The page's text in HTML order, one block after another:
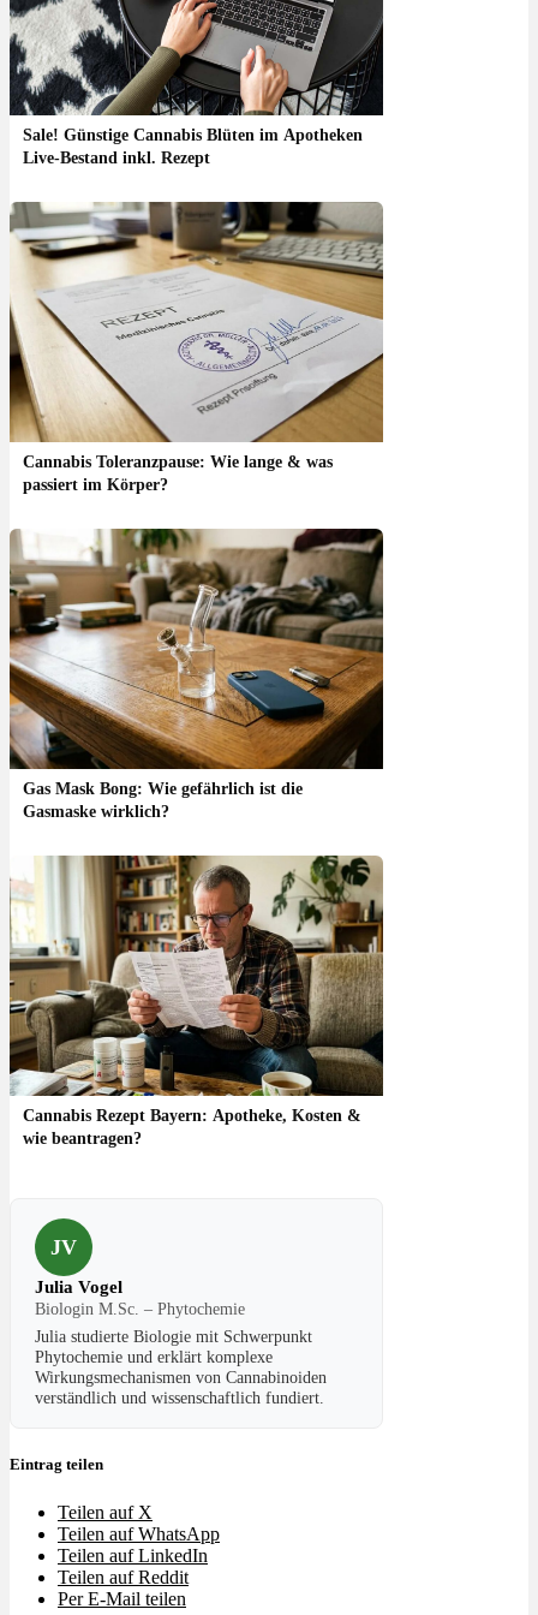
Sale! Günstige Cannabis Blüten im Apotheken
Live-Bestand inkl. Rezept
Cannabis Toleranzpause: Wie lange & was
passiert im Körper?
Gas Mask Bong: Wie gefährlich ist die
Gasmaske wirklich?
Cannabis Rezept Bayern: Apotheke, Kosten &
wie beantragen?
JV
Julia Vogel
Biologin M.Sc. – Phytochemie
Julia studierte Biologie mit Schwerpunkt
Phytochemie und erklärt komplexe
Wirkungsmechanismen von Cannabinoiden
verständlich und wissenschaftlich fundiert.
Eintrag teilen
Teilen auf X
Teilen auf WhatsApp
Teilen auf LinkedIn
Teilen auf Reddit
Per E-Mail teilen